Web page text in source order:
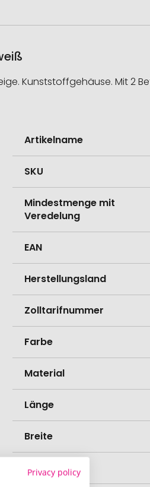
Kunststoffgehäuse. Mit 2
Informationen
Artikelname
SKU
Mindestmenge mit
Veredelung
EAN
Herstellungsland
Zolltarifnummer
Farbe
Material
Länge
Breite
Höhe
Privacy policy